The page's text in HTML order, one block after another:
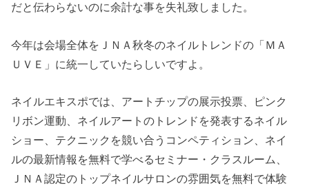
だと伝わらないのに余計な事を失礼致しました。
今年は会場全体をＪＮＡ秋冬のネイルトレンドの「ＭＡ
ＵＶＥ」に統一していたらしいですよ。
ネイルエキスポでは、アートチップの展示投票、ピンク
リボン運動、ネイルアートのトレンドを発表するネイル
ショー、テクニックを競い合うコンペティション、ネイ
ルの最新情報を無料で学べるセミナー・クラスルーム、
ＪＮＡ認定のトップネイルサロンの雰囲気を無料で体験